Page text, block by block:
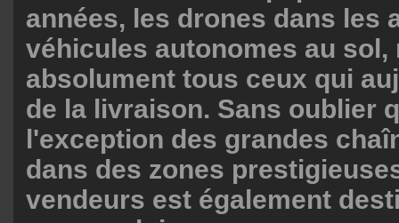
années, les drones dans les
véhicules autonomes au sol,
absolument tous ceux qui
de la livraison. Sans oublier
l'exception des grandes
dans des zones
vendeurs est également